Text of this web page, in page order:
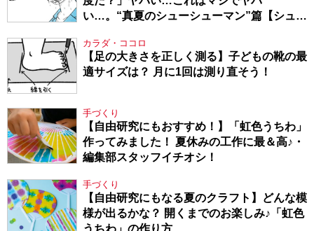
い…。“真夏のシューシューマン”篇【シュー
カラダ・ココロ
【足の大きさを正しく測る】子どもの靴の最
適サイズは？ 月に1回は測り直そう！
手づくり
【自由研究にもおすすめ！】「虹色うちわ」
作ってみました！ 夏休みの工作に最＆高♪・
編集部スタッフイチオシ！
手づくり
【自由研究にもなる夏のクラフト】どんな模
様が出るかな？ 開くまでのお楽しみ♪「虹色
うちわ」の作り方